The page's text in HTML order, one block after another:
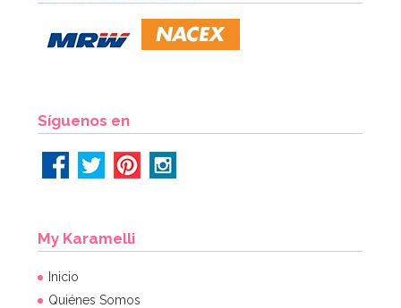
64,95€ 54,55€
Síguenos en
My Karamelli
Inicio
Quiénes Somos